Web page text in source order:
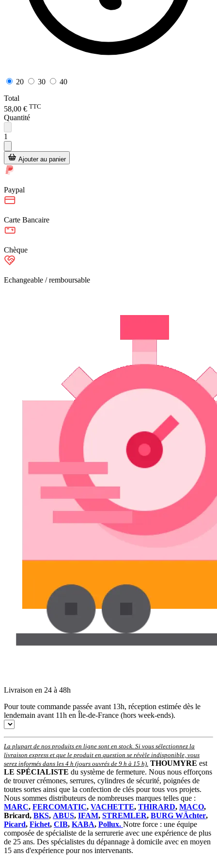
20 30
40
Total
58,00 € TTC
Quantité
1
Ajouter au panier
Paypal
Carte Bancaire
Chèque
Echangeable / remboursable
Livraison en 24 à 48h
Pour toute commande passée avant 13h, réception estimée dès le
lendemain avant 11h en Île-de-France (hors week-ends).
La plupart de nos produits en ligne sont en stock. Si vous sélectionnez la
livraison express et que le produit en question se révèle indisponible, vous
serez informés dans les 4 h (jours ouvrés de 9 h à 15 h) THOUMYRE est
LE SPÉCIALISTE du système de fermeture. Nous nous efforçons
de trouver crémones, serrures, cylindres de sécurité, poignées de
toutes sortes ainsi que la confection de clés pour tous vos projets.
Nous sommes distributeurs de nombreuses marques telles que :
MARC, FERCOMATIC, VACHETTE, THIRARD, MACO,
Bricard, BKS, ABUS, IFAM, STREMLER, BURG WÄchter,
Picard, Fichet, CIB, KABA, Pollux. Notre force : une équipe
composée de spécialiste de la serrurerie avec une expérience de plus
de 25 ans. Des spécialistes du dépannage à domicile avec en moyen
15 ans d'expérience pour nos intervenants.